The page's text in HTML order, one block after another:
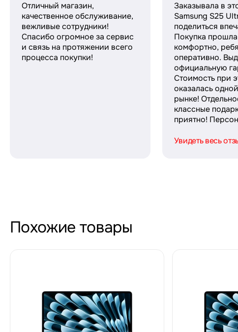
Отличный магазин,
качественное обслуживание,
вежливые сотрудники!
Спасибо огромное за сервис
и связь на протяжении всего
процесса покупки!
Заказывала в
Samsung S25
поделиться
Покупка
комфортно,
оперативно.
официальную
Стоимость при
оказалась
рынке!
классные
приятно!
Увидеть весь
Похожие товары